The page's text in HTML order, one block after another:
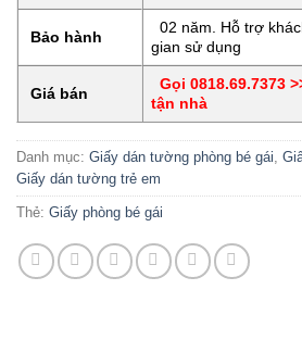
Bảo hành
02 năm. Hỗ trợ
gian sử dụng
Giá bán
Gọi 0818.69.7373
tận nhà
Danh mục: Giấy dán tường phòng bé gái
Giấy dán tường trẻ em
Thẻ: Giấy phòng bé gái